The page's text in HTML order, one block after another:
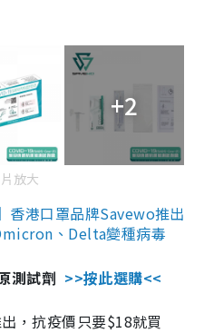
+2
放大
香港口罩品牌Savewo推出
、Delta變種病毒
測試劑 >>按此選購<<
，抗疫價只要$18就買